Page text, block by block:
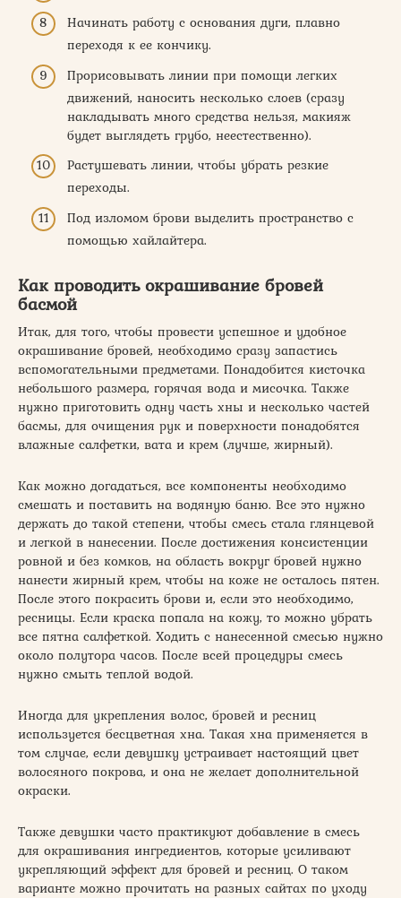
Начинать работу с основания дуги, плавно
переходя к ее кончику.
Прорисовывать линии при помощи легких
движений, наносить несколько слоев (сразу
накладывать много средства нельзя, макияж
будет выглядеть грубо, неестественно).
Растушевать линии, чтобы убрать резкие
переходы.
Под изломом брови выделить пространство с
помощью хайлайтера.
Как проводить окрашивание бровей
басмой
Итак, для того, чтобы провести успешное и удобное
окрашивание бровей, необходимо сразу запастись
вспомогательными предметами. Понадобится кисточка
небольшого размера, горячая вода и мисочка. Также
нужно приготовить одну часть хны и несколько частей
басмы, для очищения рук и поверхности понадобятся
влажные салфетки, вата и крем (лучше, жирный).
Как можно догадаться, все компоненты необходимо
смешать и поставить на водяную баню. Все это нужно
держать до такой степени, чтобы смесь стала глянцевой
и легкой в нанесении. После достижения консистенции
ровной и без комков, на область вокруг бровей нужно
нанести жирный крем, чтобы на коже не осталось пятен.
После этого покрасить брови и, если это необходимо,
ресницы. Если краска попала на кожу, то можно убрать
все пятна салфеткой. Ходить с нанесенной смесью нужно
около полутора часов. После всей процедуры смесь
нужно смыть теплой водой.
Иногда для укрепления волос, бровей и ресниц
используется бесцветная хна. Такая хна применяется в
том случае, если девушку устраивает настоящий цвет
волосяного покрова, и она не желает дополнительной
окраски.
Также девушки часто практикуют добавление в смесь
для окрашивания ингредиентов, которые усиливают
укрепляющий эффект для бровей и ресниц. О таком
варианте можно прочитать на разных сайтах по уходу